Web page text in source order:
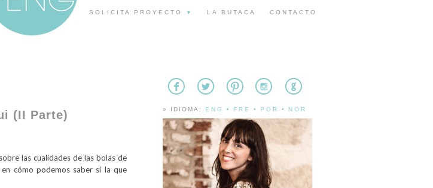
SOLICITA PROYECTO ▼ LA BUTACA CONTACTO
(II Parte)
las cualidades de las bolas de
cómo podemos saber si la que
» IDIOMA: ENG • FRE • POR • NOR